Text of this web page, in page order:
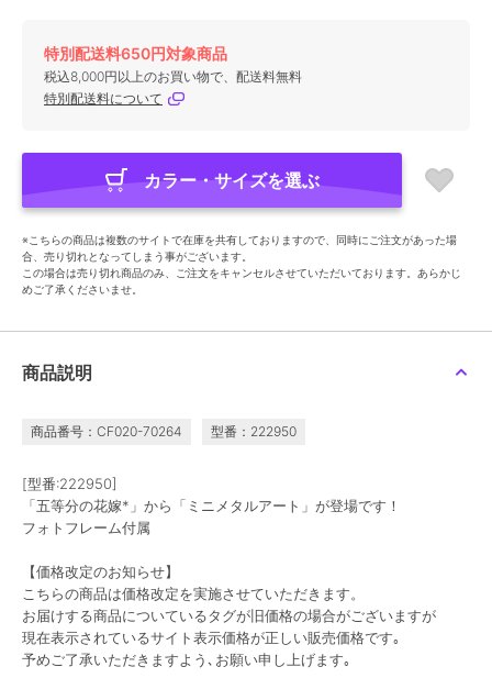
特別配送料650円対象商品
税込8,000円以上のお買い物で、配送料無料
特別配送料について
カラー・サイズを選ぶ
※こちらの商品は複数のサイトで在庫を共有しておりますので、同時にご注文があった場
合、売り切れとなってしまう事がございます。
この場合は売り切れ商品のみ、ご注文をキャンセルさせていただいております。あらかじ
めご了承くださいませ。
商品説明
商品番号：CF020-70264 型番：222950
[型番:222950]
「五等分の花嫁*」から「ミニメタルアート」が登場です！
フォトフレーム付属
【価格改定のお知らせ】
こちらの商品は価格改定を実施させていただきます。
お届けする商品についているタグが旧価格の場合がございますが
現在表示されているサイト表示価格が正しい販売価格です｡
予めご了承いただきますよう､お願い申し上げます｡